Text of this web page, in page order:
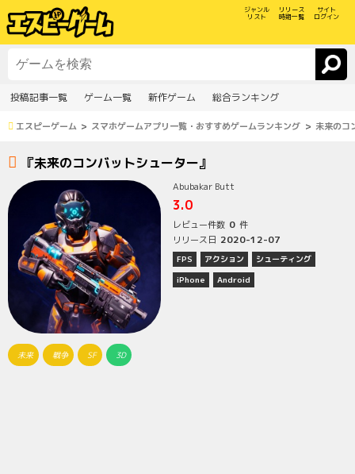
ジャンル
リスト
リリース
時期一覧
サイト
ログイン
投稿記事一覧 ゲーム一覧 新作ゲーム 総合ランキング
エスピーゲーム スマホゲームアプリ一覧・おすすめゲームランキング 未来のコ
『未来のコンバットシューター』
Abubakar Butt
3.0
レビュー件数 0 件
リリース日 2020-12-07
FPS アクション
シューティング
iPhone
Android
未来 戦争 SF 3D